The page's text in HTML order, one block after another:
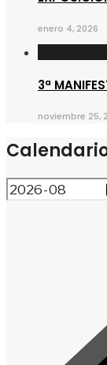
enero 4, 2026
3ª
noviembre 25,